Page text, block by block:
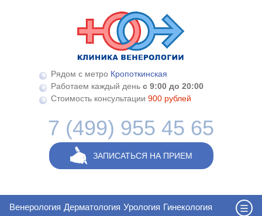
Рядом с метро Кропоткинская
Работаем каждый день с 9:00 до 20:00
Стоимость консультации 900 рублей
7 (499) 955 45 65
ЗАПИСАТЬСЯ НА ПРИЕМ
Венерология Дерматология Урология Гинекология